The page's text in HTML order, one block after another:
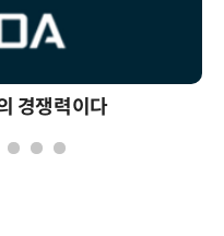
경쟁력이다